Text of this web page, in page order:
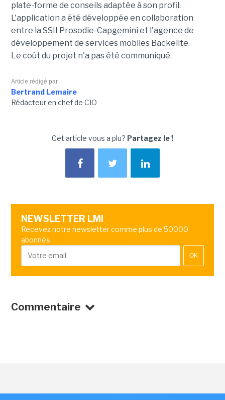
plate-forme de conseils adaptée à son profil.
L'application a été développée en collaboration
entre la SSII Prosodie-Capgemini et l'agence de
développement de services mobiles Backelite.
Le coût du projet n'a pas été communiqué.
Article rédigé par
Bertrand Lemaire
Rédacteur en chef de CIO
Cet article vous a plu? Partagez le !
NEWSLETTER LMI
Recevez notre newsletter comme plus de 50000
abonnés
OK
Commentaire